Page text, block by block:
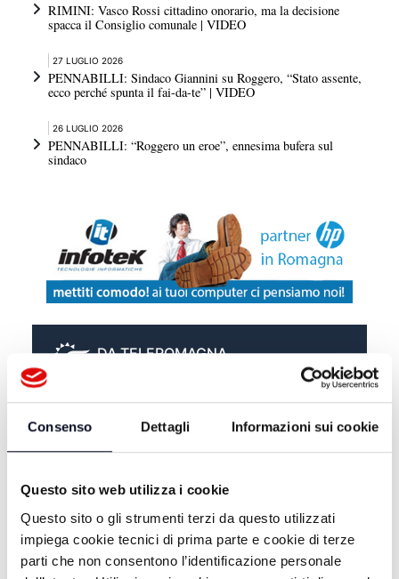
Consenso Dettagli Informazioni sui cookie
Questo sito web utilizza i cookie
Questo sito o gli strumenti terzi da questo utilizzati
impiega cookie tecnici di prima parte e cookie di terze
parti che non consentono l’identificazione personale
RIMINI: Vasco Rossi cittadino onorario, ma la decisione
spacca il Consiglio comunale | VIDEO
27 LUGLIO 2026
PENNABILLI: Sindaco Giannini su Roggero, “Stato assente,
ecco perché spunta il fai-da-te” | VIDEO
26 LUGLIO 2026
PENNABILLI: “Roggero un eroe”, ennesima bufera sul
sindaco
DA TELEROMAGNA
13/07/2026
IL BUIO - 10/07/2026
FACCIA A FACCIA PARLA
ROBERTA FRISONI - 08/07/2026